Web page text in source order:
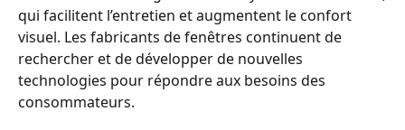
qui facilitent l’entretien et augmentent le confort
visuel. Les fabricants de fenêtres continuent de
rechercher et de développer de nouvelles
technologies pour répondre aux besoins des
consommateurs.